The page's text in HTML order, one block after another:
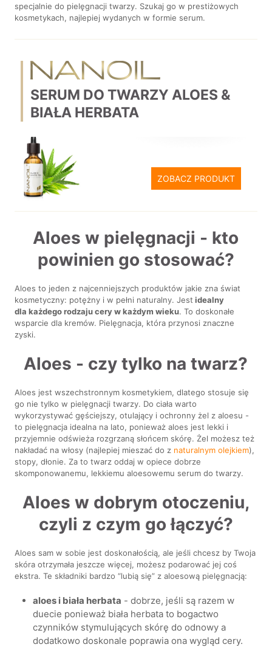
specjalnie do pielęgnacji twarzy. Szukaj go w prestiżowych
kosmetykach, najlepiej wydanych w formie serum.
SERUM DO TWARZY ALOES &
BIAŁA HERBATA
ZOBACZ PRODUKT
Aloes w pielęgnacji - kto
powinien go stosować?
Aloes to jeden z najcenniejszych produktów jakie zna świat
kosmetyczny: potężny i w pełni naturalny. Jest idealny
dla każdego rodzaju cery w każdym wieku. To doskonałe
wsparcie dla kremów. Pielęgnacja, która przynosi znaczne
zyski.
Aloes - czy tylko na twarz?
Aloes jest wszechstronnym kosmetykiem, dlatego stosuje się
go nie tylko w pielęgnacji twarzy. Do ciała warto
wykorzystywać gęściejszy, otulający i ochronny żel z aloesu -
to pielęgnacja idealna na lato, ponieważ aloes jest lekki i
przyjemnie odświeża rozgrzaną słońcem skórę. Żel możesz też
nakładać na włosy (najlepiej mieszać do z naturalnym olejkiem),
stopy, dłonie. Za to twarz oddaj w opiece dobrze
skomponowanemu, lekkiemu aloesowemu serum do twarzy.
Aloes w dobrym otoczeniu,
czyli z czym go łączyć?
Aloes sam w sobie jest doskonałością, ale jeśli chcesz by Twoja
skóra otrzymała jeszcze więcej, możesz podarować jej coś
ekstra. Te składniki bardzo “lubią się” z aloesową pielęgnacją:
aloes i biała herbata - dobrze, jeśli są razem w
duecie ponieważ biała herbata to bogactwo
czynników stymulujących skórę do odnowy a
dodatkowo doskonale poprawia ona wygląd cery.